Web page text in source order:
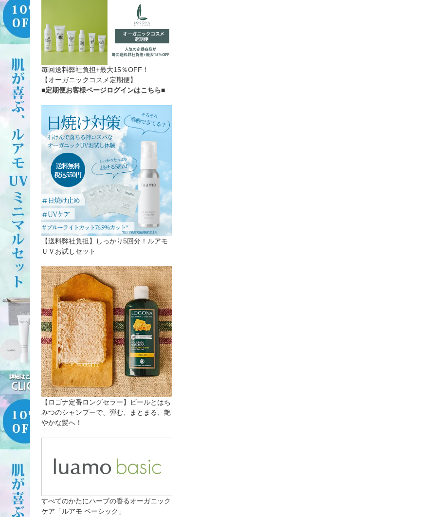
毎回送料弊社負担+最大15％OFF！
【オーガニックコスメ定期便】
■定期便お客様ページログインはこちら■
【送料弊社負担】しっかり5回分！ルアモ
ＵＶお試しセット
【ロゴナ定番ロングセラー】ビールとはち
みつのシャンプーで、弾む、まとまる、艶
やかな髪へ！
すべてのかたにハーブの香るオーガニック
ケア「ルアモ ベーシック」